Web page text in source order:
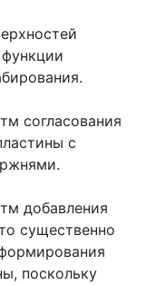
согласования
с
добавления
существенно
поскольку